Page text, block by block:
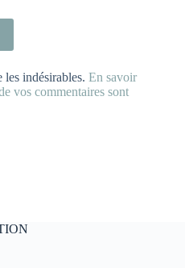
indésirables. En savoir
vos commentaires sont